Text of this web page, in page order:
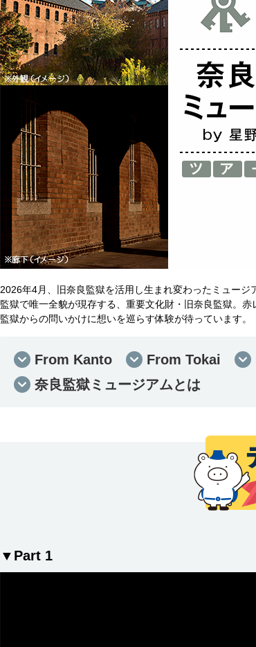
2026年4月、旧奈良監獄を活用し生まれ変わったミュー
監獄で唯一全貌が現存する、重要文化財・旧奈良監獄。
監獄からの問いかけに想いを巡らす体験が待っています。
From Kanto From Tokai
奈良監獄ミュージアムとは
▼Part 1